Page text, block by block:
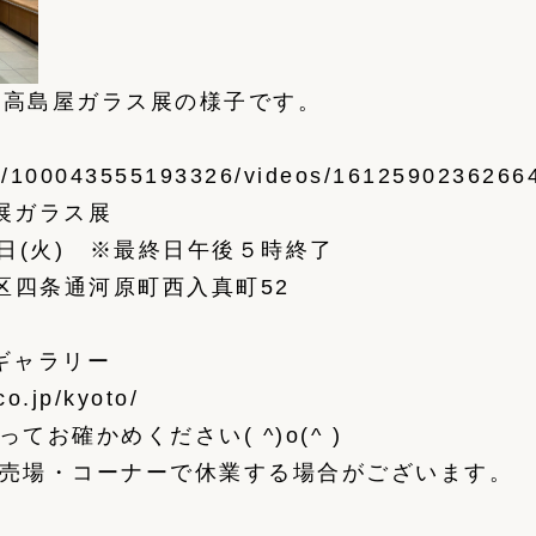
島屋ガラス展の様子です。
videos/
ガラス展
(火) ※最終日午後５時終了
条通河原町西入真町52
ラリー
kyoto/
てお確かめください( ^)o(^ )
・コーナーで休業する場合がございます。